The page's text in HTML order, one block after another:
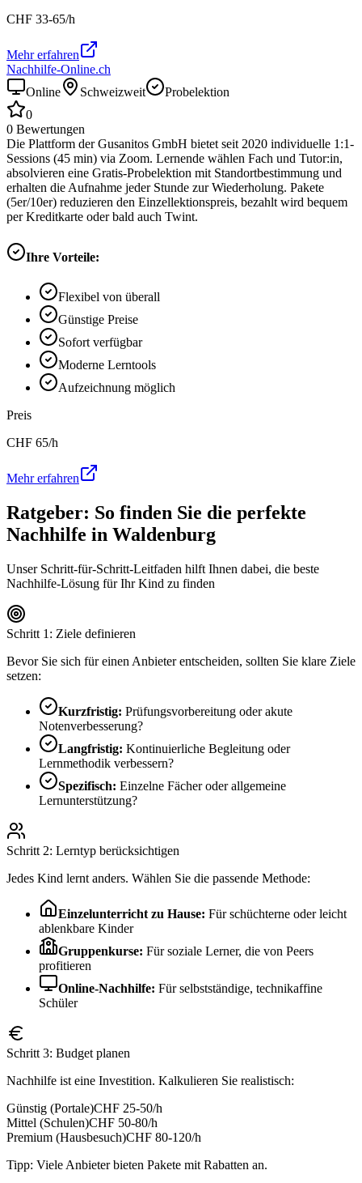
CHF 33-65/h
Mehr erfahren
Nachhilfe-Online.ch
Online
Schweizweit
Probelektion
0
0 Bewertungen
Die Plattform der Gusanitos GmbH bietet seit 2020 individuelle 1:1-
Sessions (45 min) via Zoom. Lernende wählen Fach und Tutor:in,
absolvieren eine Gratis-Probelektion mit Standortbestimmung und
erhalten die Aufnahme jeder Stunde zur Wiederholung. Pakete
(5er/10er) reduzieren den Einzellektionspreis, bezahlt wird bequem
per Kreditkarte oder bald auch Twint.
Ihre Vorteile:
Flexibel von überall
Günstige Preise
Sofort verfügbar
Moderne Lerntools
Aufzeichnung möglich
Preis
CHF 65/h
Mehr erfahren
Ratgeber: So finden Sie die perfekte
Nachhilfe in Waldenburg
Unser Schritt-für-Schritt-Leitfaden hilft Ihnen dabei, die beste
Nachhilfe-Lösung für Ihr Kind zu finden
Schritt 1: Ziele definieren
Bevor Sie sich für einen Anbieter entscheiden, sollten Sie klare Ziele
setzen:
Kurzfristig: Prüfungsvorbereitung oder akute
Notenverbesserung?
Langfristig: Kontinuierliche Begleitung oder
Lernmethodik verbessern?
Spezifisch: Einzelne Fächer oder allgemeine
Lernunterstützung?
Schritt 2: Lerntyp berücksichtigen
Jedes Kind lernt anders. Wählen Sie die passende Methode:
Einzelunterricht zu Hause: Für schüchterne oder leicht
ablenkbare Kinder
Gruppenkurse: Für soziale Lerner, die von Peers
profitieren
Online-Nachhilfe: Für selbstständige, technikaffine
Schüler
Schritt 3: Budget planen
Nachhilfe ist eine Investition. Kalkulieren Sie realistisch:
Günstig (Portale)CHF 25-50/h
Mittel (Schulen)CHF 50-80/h
Premium (Hausbesuch)CHF 80-120/h
Tipp: Viele Anbieter bieten Pakete mit Rabatten an.